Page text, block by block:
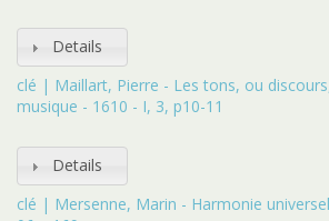
Details
clé | Maillart, Pierre - Les tons, ou
musique - 1610 - I, 3, p10-11
Details
clé | Mersenne, Marin - Harmonie